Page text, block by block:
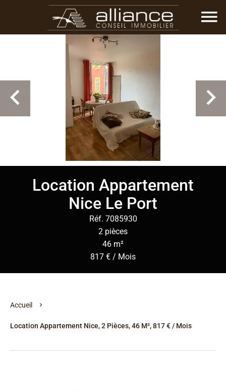
Location Appartement
Nice Le Port
Réf. 7085930
2 pièces
46 m²
817 € / Mois
Accueil
Location Appartement Nice, 2 Pièces, 46 M², 817 € / Mois